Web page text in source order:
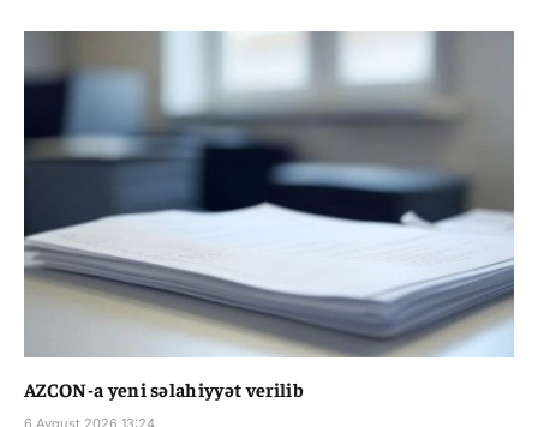
AZCON-a yeni səlahiyyət verilib
6 Avqust 2026 13:24